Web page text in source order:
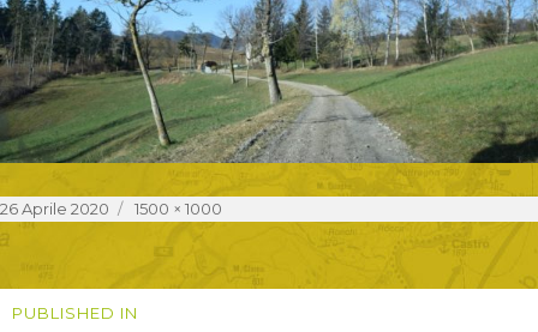
COMMERCIO
DINTORNI
CONTATTI
Posted
on
26 Aprile 2020
Full
1500 × 1000
Navigazione
PUBLISHED IN